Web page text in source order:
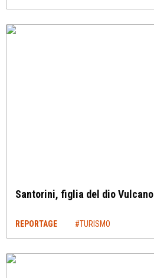
Santorini, figlia del dio Vulcano
REPORTAGE #TURISMO